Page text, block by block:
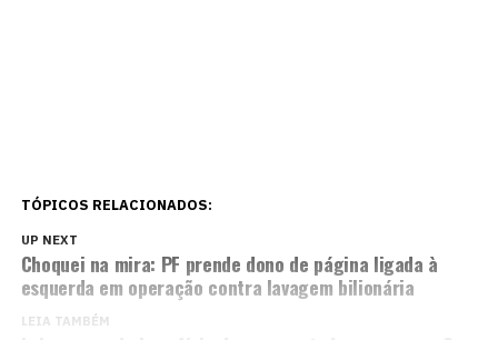
TÓPICOS RELACIONADOS:
UP NEXT
Choquei na mira: PF prende dono de página ligada à
esquerda em operação contra lavagem bilionária
LEIA TAMBÉM